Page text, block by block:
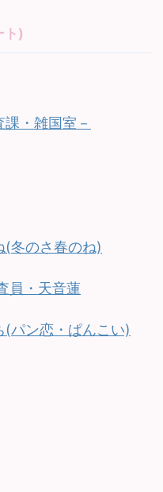
ト)
・雑国室－
(冬のさ春のね)
員・天音蓮
パン恋・ぱんこい)